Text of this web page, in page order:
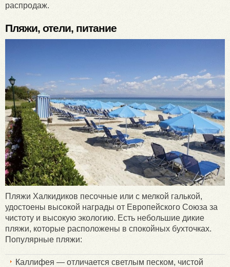
распродаж.
Пляжи, отели, питание
Пляжи Халкидиков песочные или с мелкой галькой,
удостоены высокой награды от Европейского Союза за
чистоту и высокую экологию. Есть небольшие дикие
пляжи, которые расположены в спокойных бухточках.
Популярные пляжи:
Каллифея — отличается светлым песком, чистой